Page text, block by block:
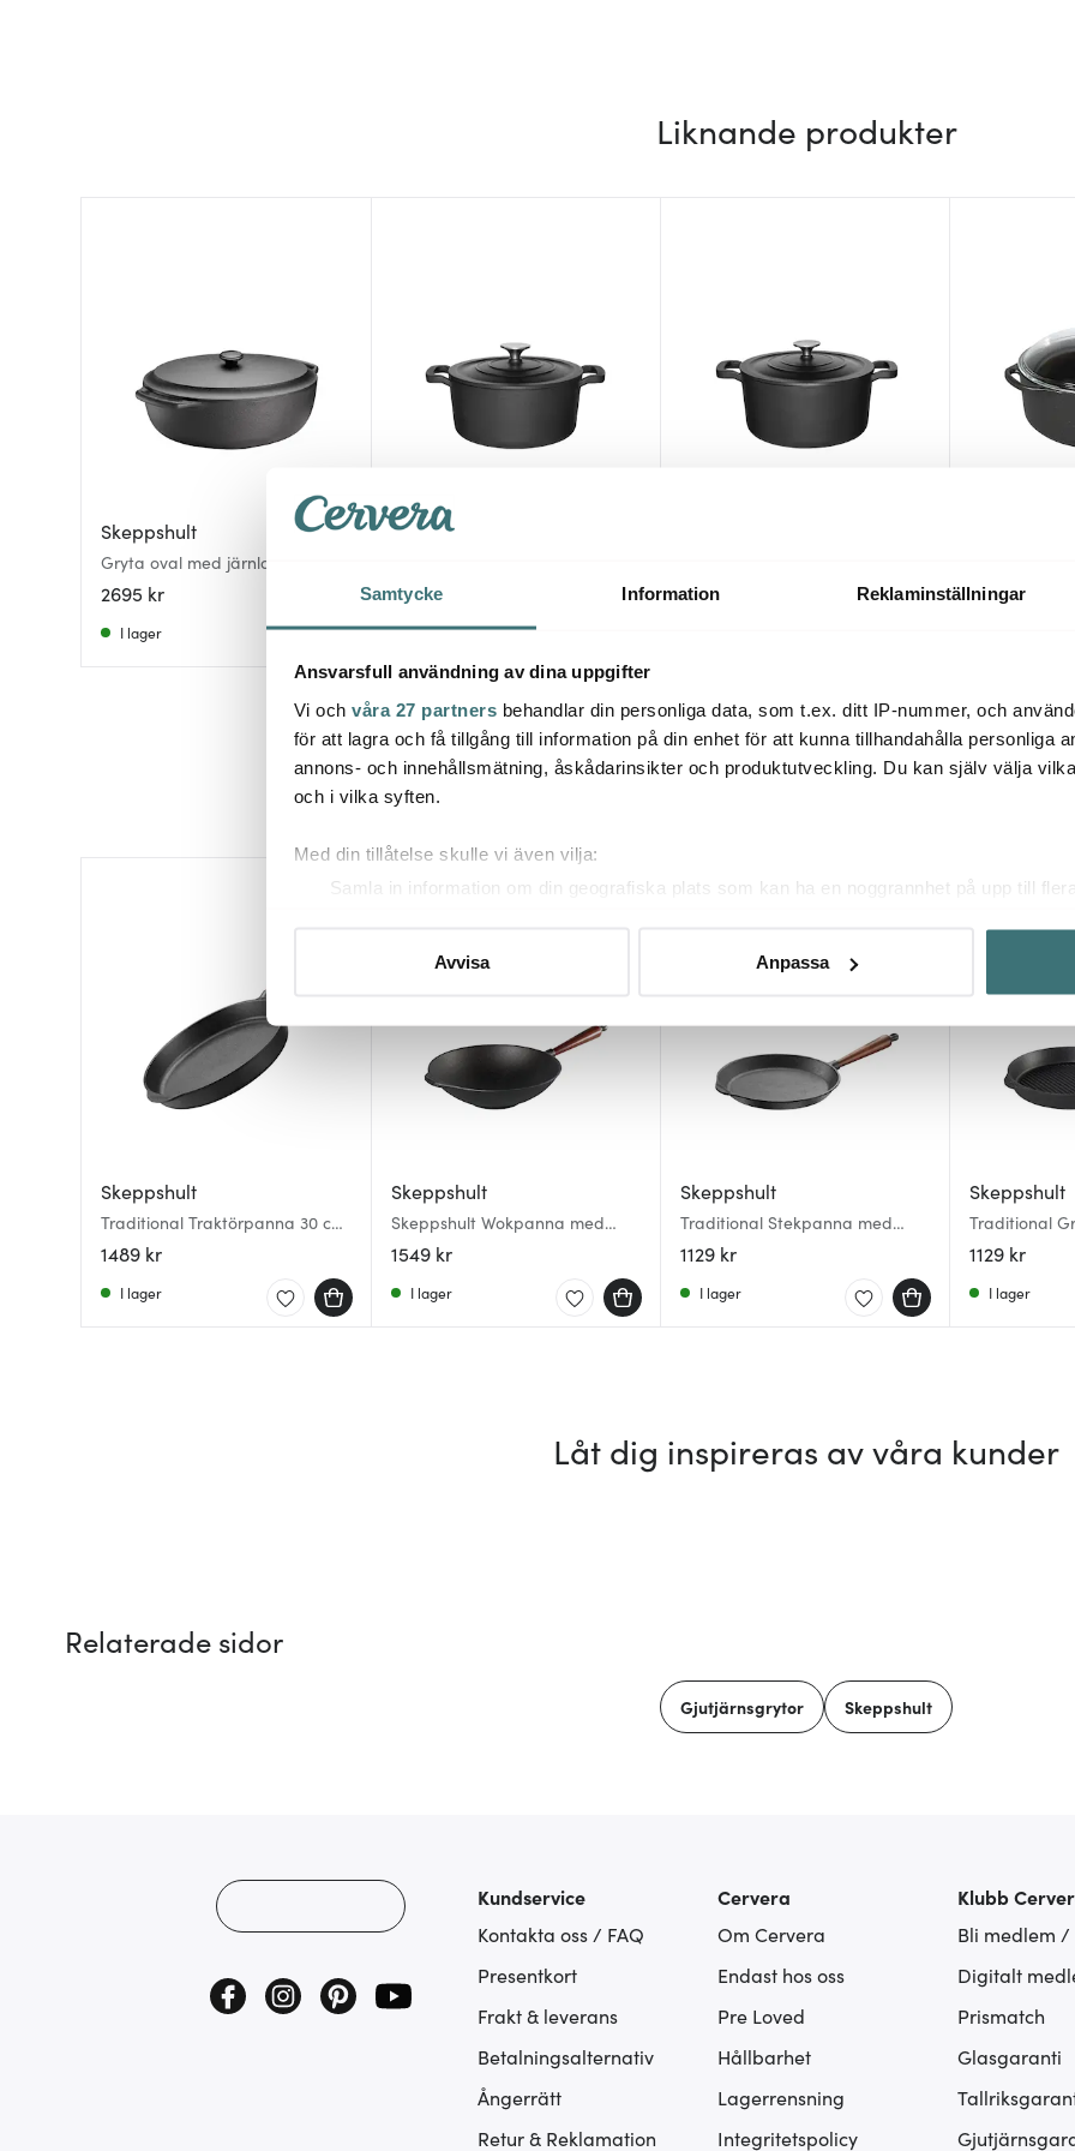
Samtycke Information Reklaminställningar
Ansvarsfull användning av dina uppgifter
Vi och våra 27 partners behandlar din personliga data, som t.ex. ditt IP-nummer, och
för att lagra och få tillgång till information på din enhet för att kunna tillhandahålla personliga
annons- och innehållsmätning, åskådarinsikter och produktutveckling. Du kan själv välja
och i vilka syften.
Med din tillåtelse skulle vi även vilja:
Samla in information om din geografiska plats som kan ha en noggrannhet på upp till
eller dra tillbaka ditt samtycke när som helst från cookie-förklaringen.
Vi använder cookies för att innehållet och annonserna ska anpassas efter det som vi tror att
att vi kan analysera vår trafik och göra hemsidan ännu bättre. Du bestämmer själv vilka
Avvisa Anpassa
Liknande produkter
Skeppshult
Gryta oval med järnlock 6 L
2695 kr
I lager
Maku Kitchen Life
689 kr
I lager
899 kr 1949 kr
Du kanske också gillar
Skeppshult
Traditional Traktörpanna 30 cm
med Trähandtag
1489 kr
I lager
Skeppshult
Skeppshult Wokpanna med
trähandtag 30 cm
1549 kr
I lager
Skeppshult
Traditional Stekpanna med
trähandtag 28 cm
1129 kr
I lager
Skeppshult
Traditional
trähandtag
1129 kr
I lager
Låt dig inspireras av våra kunder
Relaterade sidor
Gjutjärnsgrytor Skeppshult
Kundservice
Kontakta oss / FAQ
Presentkort
Frakt & leverans
Betalningsalternativ
Ångerrätt
Retur & Reklamation
Cervera
Om Cervera
Endast hos oss
Pre Loved
Hållbarhet
Lagerrensning
Integritetspolicy
Klubb
Bli medlem /
Digitalt
Prismatch
Glasgaranti